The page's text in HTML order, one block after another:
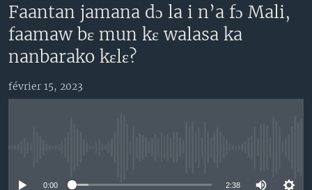
Retour
recherche
AN BA FO!
FARAFINA FOLI
Learning English
SUIVEZ-NOUS
Faantan jamana dɔ la i n’a fɔ Mali,
faamaw bɛ mun kɛ walasa ka
nanbarako kɛlɛ?
février 15, 2023
0:00 2:38